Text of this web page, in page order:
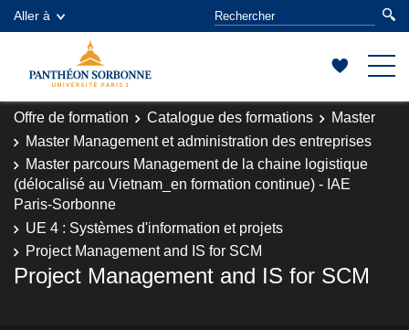
Aller à
Offre de formation Catalogue des formations
Master
Master Management et administration des entreprises
Master parcours Management de la chaine logistique
(délocalisé au Vietnam_en formation continue) - IAE
Paris-Sorbonne
UE 4 : Systèmes d'information et projets
Project Management and IS for SCM
Project Management and IS for SCM